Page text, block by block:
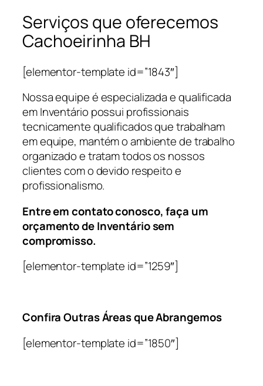
Serviços que oferecemos
Cachoeirinha BH
[elementor-template id=”1843″]
Nossa equipe é especializada e qualificada
em Inventário possui profissionais
tecnicamente qualificados que trabalham
em equipe, mantém o ambiente de trabalho
organizado e tratam todos os nossos
clientes com o devido respeito e
profissionalismo.
Entre em contato conosco, faça um
orçamento de Inventário sem
compromisso.
[elementor-template id=”1259″]
Confira Outras Áreas que Abrangemos
[elementor-template id=”1850″]